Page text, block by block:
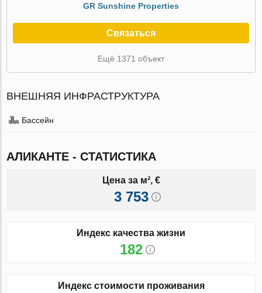
GR Sunshine Properties
Связаться
Ещё 1371 объект
ВНЕШНЯЯ ИНФРАСТРУКТУРА
Бассейн
АЛИКАНТЕ - СТАТИСТИКА
Цена за м², €
3 753
Индекс качества жизни
182
Индекс стоимости проживания